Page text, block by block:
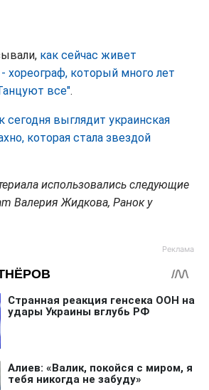
как сейчас живет
хореограф, который много лет
все".
сегодня выглядит украинская
которая стала звездой
использовались следующие
Валерия Жидкова, Ранок у